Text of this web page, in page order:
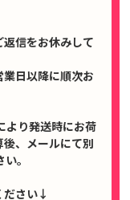
信をお休みして
日以降に順次お
より発送時にお荷
、メールにて別
。
ださい↓